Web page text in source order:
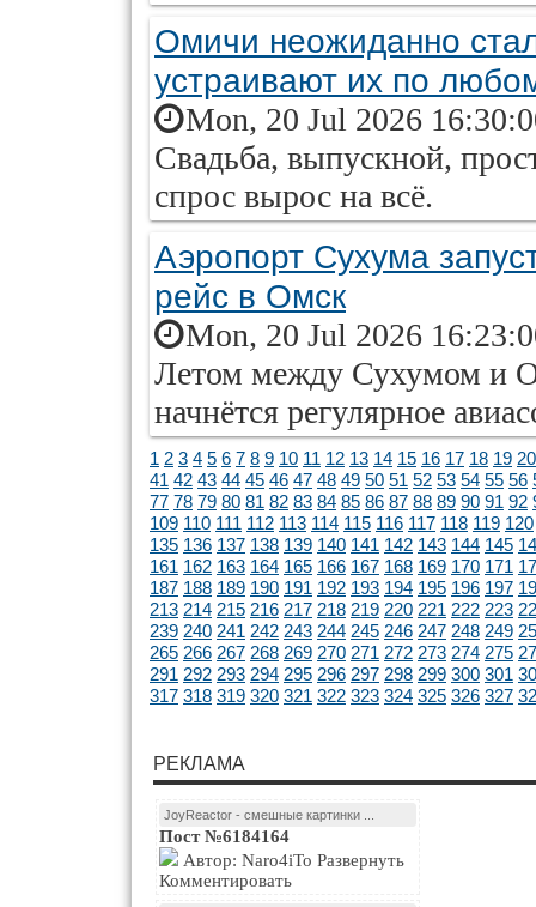
Омичи неожиданно
устраивают их по
Mon, 20 Jul 2026
Свадьба, выпускной,
спрос вырос на всё.
Аэропорт Сухума
рейс в Омск
Mon, 20 Jul 2026
Летом между Сухумом и
начнётся регулярное
1 2 3 4 5 6 7 8 9 10 11 12 13 14 15 16 17 18 19 20
41 42 43 44 45 46 47 48 49 50 51 52 53 54 55 56
77 78 79 80 81 82 83 84 85 86 87 88 89 90 91 92
109 110 111 112 113 114 115 116 117 118 119 120
135 136 137 138 139 140 141 142 143 144 145
161 162 163 164 165 166 167 168 169 170 171
187 188 189 190 191 192 193 194 195 196 197
213 214 215 216 217 218 219 220 221 222 223
239 240 241 242 243 244 245 246 247 248 249
265 266 267 268 269 270 271 272 273 274 275
291 292 293 294 295 296 297 298 299 300 301
317 318 319 320 321 322 323 324 325 326 327
РЕКЛАМА
JoyReactor - смешные картинки ...
Пост №6184164
Комментировать